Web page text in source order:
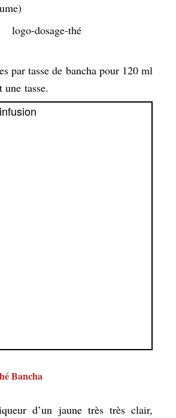
par tasse de bancha pour 120 ml
une tasse.
Bancha
d’un jaune très très clair,